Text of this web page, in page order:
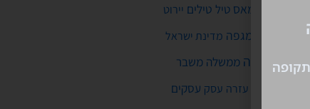
חמאס טיל טילים יירוט
לרפא יחסים מגפה מדינת ישראל
מחלהמלחמה ממשלה משבר
עזרה עסק עסקים